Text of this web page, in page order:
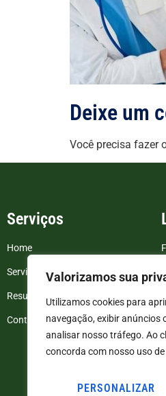
Valorizamos sua
Utilizamos cookies para
navegação, exibir anúncios
analisar nosso tráfego. Ao
concorda com nosso uso
PERSONALIZAR
Deixe um
Você precisa fazer
Serviços
Home
Serviços
Resultados de exames
Contato